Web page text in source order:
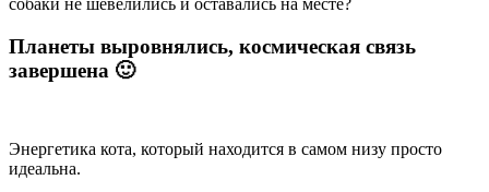
Планеты выровнялись, космическая связь
завершена 🙂
Энергетика кота, который находится в самом низу просто
идеальна.